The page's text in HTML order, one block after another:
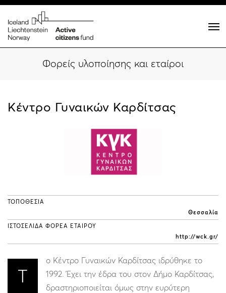
Φορείς υλοποίησης και εταίροι
Κέντρο Γυναικών Καρδίτσας
ΤΟΠΟΘΕΣΙΑ
Θεσσαλία
ΙΣΤΟΣΕΛΙΔΑ ΦΟΡΕΑ ΕΤΑΙΡΟΥ
http://wck.gr/
Τ
ο Κέντρο Γυναικών Καρδίτσας ιδρύθηκε το
1992. Έχει την έδρα του στον Δήμο Καρδίτσας,
δραστηριοποιείται όμως στην ευρύτερη